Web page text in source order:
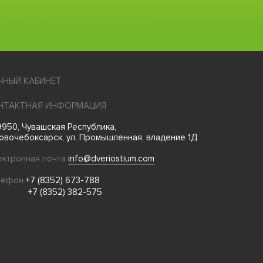
КАБИНЕТ
ИНФОРМАЦИЯ
Чувашская Республика,
ул. Промышленная, владение 1Д
почта info@dveriostium.com
+7 (8352) 673-788
+7 (8352) 382-575